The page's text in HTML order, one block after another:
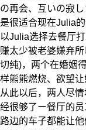
の再会、互いの寂
是很适合现在Julia
以Julia选择去餐厅
赚太少被老婆嫌弃
切纯)，两个在婚姻
样熊熊燃烧、欲望
从此以后，两人尽
经很够了ー餐厅的
路边的车子都能让